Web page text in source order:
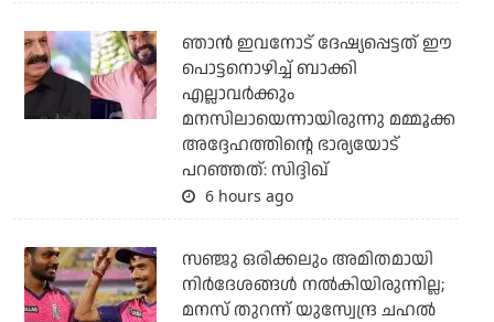
ഞാന്‍ ഇവനോട് ദേഷ്യപ്പെട്ടത് ഈ
പൊട്ടനൊഴിച്ച് ബാക്കി
എല്ലാവര്‍ക്കും
മനസിലായെന്നായിരുന്നു മമ്മൂക്ക
അദ്ദേഹത്തിന്റെ ഭാര്യയോട്
പറഞ്ഞത്: സിദ്ദിഖ്
6 hours ago
സഞ്ജു ഒരിക്കലും അമിതമായി
നിര്‍ദേശങ്ങള്‍ നല്‍കിയിരുന്നില്ല;
മനസ് തുറന്ന് യുസ്വേന്ദ്ര ചഹല്‍